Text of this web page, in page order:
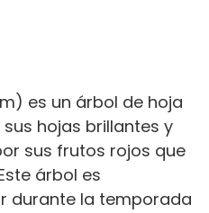
es un árbol de hoja
hojas brillantes y
sus frutos rojos que
árbol es
durante la temporada